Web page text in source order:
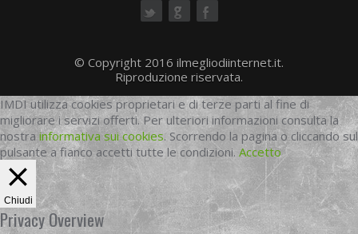
© Copyright 2016 ilmegliodiinternet.it.
Riproduzione riservata.
IMDI utilizza cookies proprietari e di terze parti al fine di
migliorare i servizi offerti. Per ulteriori informazioni consulta la
nostra informativa sui cookies. Scorrendo la pagina o cliccando sul
pulsante a fianco accetti tutte le condizioni. Accetto
Chiudi
Privacy Overview